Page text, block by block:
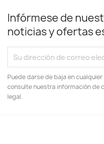
Infórmese de
noticias y ofertas
Puede darse de baja en
consulte nuestra información de
legal.